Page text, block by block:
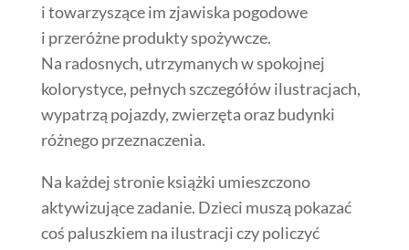
i towarzyszące im zjawiska pogodowe
i przeróżne produkty spożywcze.
Na radosnych, utrzymanych w spokojnej
kolorystyce, pełnych szczegółów ilustracjach,
wypatrzą pojazdy, zwierzęta oraz budynki
różnego przeznaczenia.
Na każdej stronie książki umieszczono
aktywizujące zadanie. Dzieci muszą pokazać
coś paluszkiem na ilustracji czy policzyć